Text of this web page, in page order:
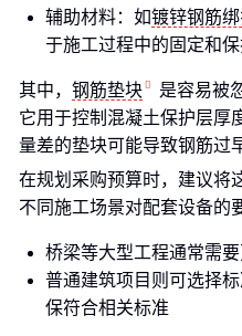
辅助材料：如镀锌钢筋
于施工过程中的固定和保
其中， 钢筋垫块
是容易被
它用于控制混凝土保护层厚
量差的垫块可能导致钢筋过
在规划采购预算时，建议将
不同施工场景对配套设备的
桥梁等大型工程通常需
普通建筑项目则可选择
保符合相关标准